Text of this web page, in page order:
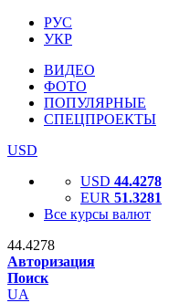
РУС
УКР
ВИДЕО
ФОТО
ПОПУЛЯРНЫЕ
СПЕЦПРОЕКТЫ
USD
USD 44.4278
EUR 51.3281
Все курсы валют
44.4278
Авторизация
Поиск
UA